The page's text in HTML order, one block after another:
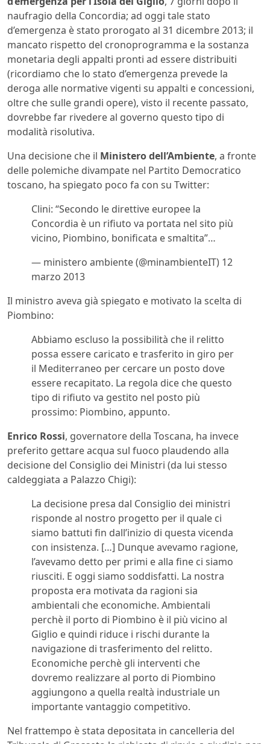
naufragio della Concordia; ad oggi tale stato
d’emergenza è stato prorogato al 31 dicembre 2013; il
mancato rispetto del cronoprogramma e la sostanza
monetaria degli appalti pronti ad essere distribuiti
(ricordiamo che lo stato d’emergenza prevede la
deroga alle normative vigenti su appalti e concessioni,
oltre che sulle grandi opere), visto il recente passato,
dovrebbe far rivedere al governo questo tipo di
modalità risolutiva.
Una decisione che il Ministero dell’Ambiente, a fronte
delle polemiche divampate nel Partito Democratico
toscano, ha spiegato poco fa con su Twitter:
Clini: “Secondo le direttive europee la
Concordia è un rifiuto va portata nel sito più
vicino, Piombino, bonificata e smaltita”…
— ministero ambiente (@minambienteIT) 12
marzo 2013
Il ministro aveva già spiegato e motivato la scelta di
Piombino:
Abbiamo escluso la possibilità che il relitto
possa essere caricato e trasferito in giro per
il Mediterraneo per cercare un posto dove
essere recapitato. La regola dice che questo
tipo di rifiuto va gestito nel posto più
prossimo: Piombino, appunto.
Enrico Rossi, governatore della Toscana, ha invece
preferito gettare acqua sul fuoco plaudendo alla
decisione del Consiglio dei Ministri (da lui stesso
caldeggiata a Palazzo Chigi):
La decisione presa dal Consiglio dei ministri
risponde al nostro progetto per il quale ci
siamo battuti fin dall’inizio di questa vicenda
con insistenza. […] Dunque avevamo ragione,
l’avevamo detto per primi e alla fine ci siamo
riusciti. E oggi siamo soddisfatti. La nostra
proposta era motivata da ragioni sia
ambientali che economiche. Ambientali
perchè il porto di Piombino è il più vicino al
Giglio e quindi riduce i rischi durante la
navigazione di trasferimento del relitto.
Economiche perchè gli interventi che
dovremo realizzare al porto di Piombino
aggiungono a quella realtà industriale un
importante vantaggio competitivo.
Nel frattempo è stata depositata in cancelleria del